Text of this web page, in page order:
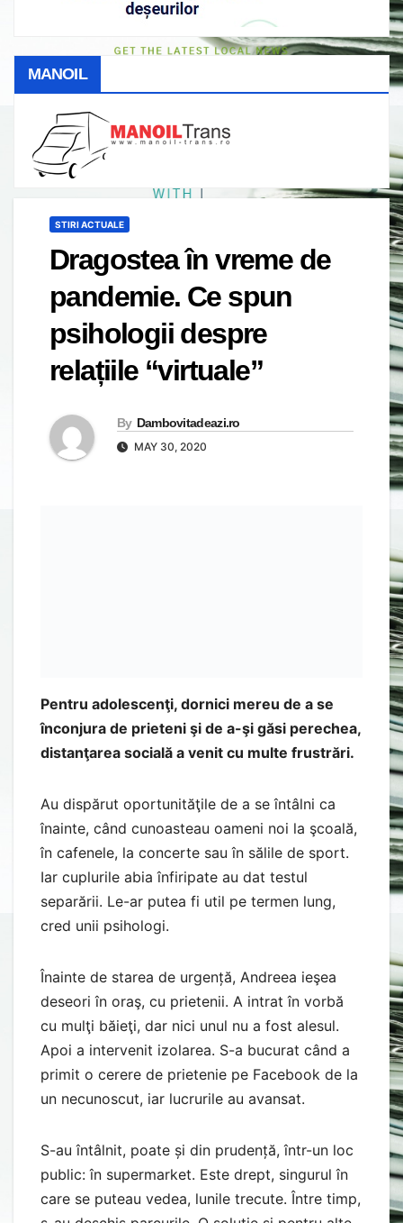
MANOIL
STIRI ACTUALE
Dragostea în vreme de
pandemie. Ce spun
psihologii despre
relațiile “virtuale”
By Dambovitadeazi.ro
MAY 30, 2020
în cafenele, la concerte sau în sălile de sport.
Iar cuplurile abia înfiripate au dat testul
separării. Le-ar putea fi util pe termen lung,
Înainte de starea de urgență, Andreea ieşea
deseori în oraş, cu prietenii. A intrat în vorbă
cu mulţi băieţi, dar nici unul nu a fost alesul.
Apoi a intervenit izolarea. S-a bucurat când a
primit o cerere de prietenie pe Facebook de la
S-au întâlnit, poate și din prudență, într-un loc
public: în supermarket. Este drept, singurul în
care se puteau vedea, lunile trecute. Între timp,
s-au deschis parcurile. O soluție și pentru alte
cupluri formate online.
Mara şi Filip au simţit o conexiune specială
încă din primul an de liceu. De când au apărut
restricțiile, s-au văzut nevoiți să întrerupă